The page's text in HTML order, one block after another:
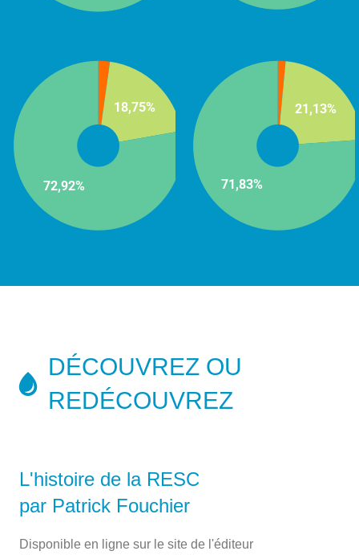
DÉCOUVREZ OU
REDÉCOUVREZ
L'histoire de la RESC
par Patrick Fouchier
Disponible en ligne sur le site de l'éditeur